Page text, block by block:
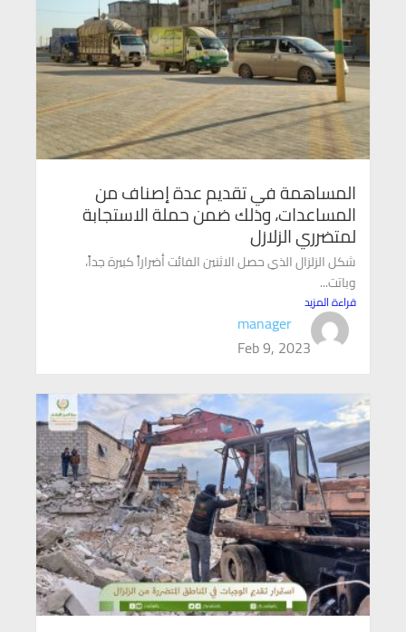
المساهمة في تقديم عدة إصناف من
المساعدات، وذلك ضمن حملة الاستجابة
لمتضرري الزلازل
شكل الزلزال الذي حصل الاثنين الفائت أضراراً كبيرة جداً،
وباتت...
قراءة المزيد
manager
Feb 9, 2023